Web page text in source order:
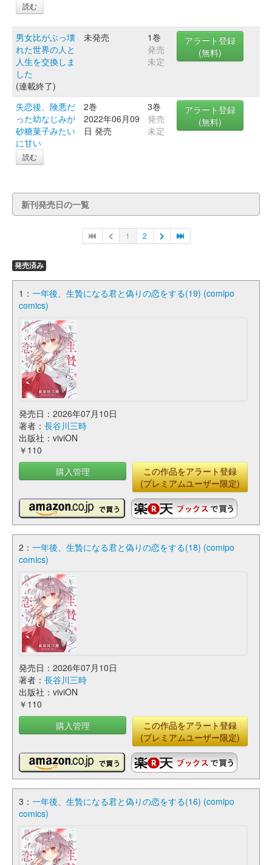
読む
男女比がぶっ壊
れた世界の人と
人生を交換しま
した
(連載終了)
未発売
1巻
発売
未定
アラート登録
(無料)
失恋後、険悪だ
った幼なじみが
砂糖菓子みたい
に甘い
読む
2巻
2022年06月09
日 発売
3巻
発売
未定
アラート登録
(無料)
新刊発売日の一覧
1 2
発売済み
1： 一年後、生贄になる君と偽りの恋をする(19) (comipo
comics)
発売日：2026年07月10日
著者： 長谷川三時
出版社：viviON
￥110
購入管理
この作品をアラート登録
(プレミアムユーザー限定)
2： 一年後、生贄になる君と偽りの恋をする(18) (comipo
comics)
発売日：2026年07月10日
著者： 長谷川三時
出版社：viviON
￥110
購入管理
この作品をアラート登録
(プレミアムユーザー限定)
3： 一年後、生贄になる君と偽りの恋をする(16) (comipo
comics)